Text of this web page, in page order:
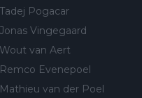
Tadej Pogacar
Jonas Vingegaard
Wout van Aert
Remco Evenepoel
Mathieu van der Poel